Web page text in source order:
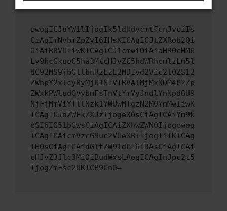
ewogICJuYW1lIjogIk5ldHdvcmtFcnJvciIs
CiAgImNvbmZpZyI6IHsKICAgICJtZXRob2Qi
OiAiR0VUIiwKICAgICJ1cmwiOiAiaHR0cHM6
Ly9hcGkueC5ha3MtcHJvZC5hdWRhcmlzLm5l
dC92MS9jbGllbnRzLzE2MDIvd2Vic2l0ZS12
ZWhpY2xlcy8yMjU1NTVTRVAlMjMxNDM4P2Zp
ZWxkPWludGVybmFsTnVtYmVyJndlYnNpdGU9
NjFjMmViYTllNzk1YWUwMTgzN2M0YmMwIiwK
ICAgICJoZWFkZXJzIjoge30sCiAgICAiYm9k
eSI6IG51bGwsCiAgICAiZXhwZWN0Ijogewog
ICAgICAicmVzcG9uc2VUeXBlIjogIiIKICAg
IH0sCiAgICAidGltZW91dCI6IDAsCiAgICAi
cHJvZ3Jlc3MiOiBudWxsLAogICAgInJpc2t5
IjogZmFsc2UKICB9Cn0=